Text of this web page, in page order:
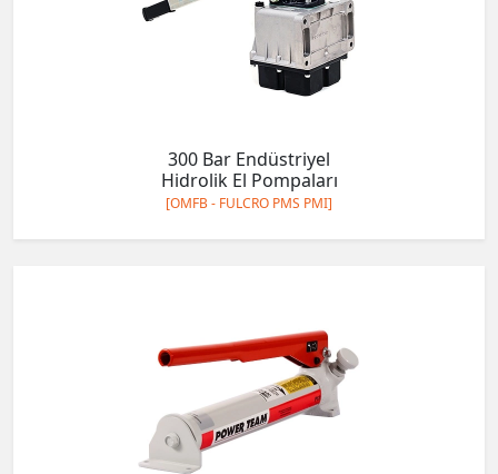
300 Bar Endüstriyel
Hidrolik El Pompaları
[OMFB - FULCRO PMS PMI]